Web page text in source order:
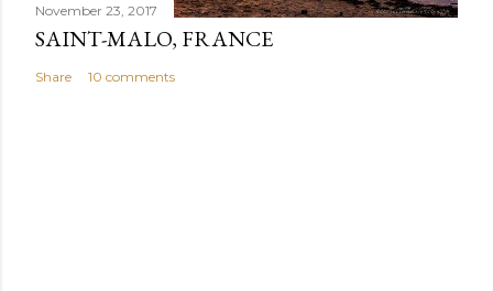
November 23, 2017
SAINT-MALO, FRANCE
Share 10 comments